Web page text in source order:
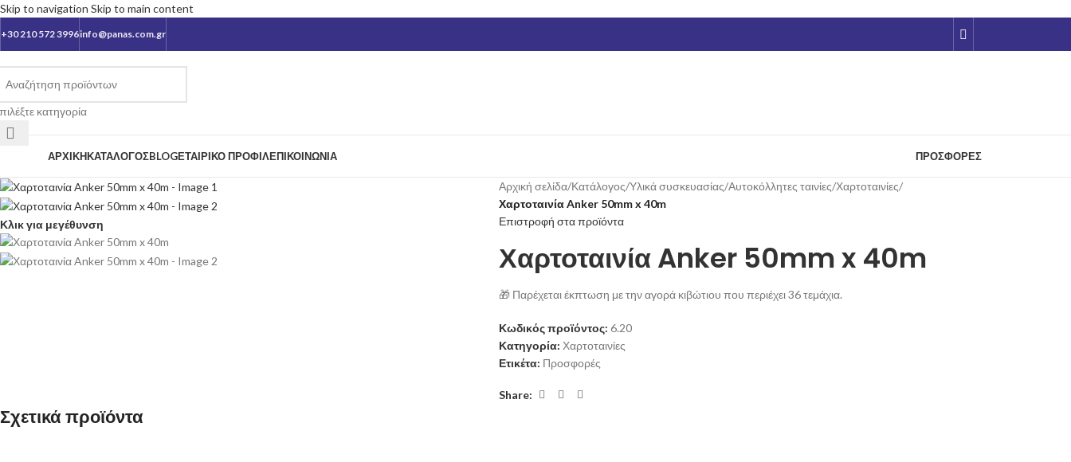
Skip to navigation Skip to main content
+30 210 572 3996info@panas.com.gr
κατηγορία
ΑΡΧΙΚΉΚΑΤΆΛΟΓΟΣBLOGΕΤΑΙΡΙΚΌ ΠΡΟΦΊΛΕΠΙΚΟΙΝΩΝΊΑ ΠΡΟΣΦΟΡΈΣ
Κλικ για μεγέθυνση
Αρχική σελίδα/Κατάλογος/Υλικά συσκευασίας/Αυτοκόλλητες ταινίες/Χαρτοταινίες/
Χαρτοταινία Anker 50mm x 40m
Επιστροφή στα προϊόντα
Χαρτοταινία Anker 50mm x 40m
🎁 Παρέχεται έκπτωση με την αγορά κιβώτιου που περιέχει 36 τεμάχια.
Κωδικός προϊόντος: 6.20
Κατηγορία: Χαρτοταινίες
Ετικέτα: Προσφορές
Share:
Σχετικά προϊόντα